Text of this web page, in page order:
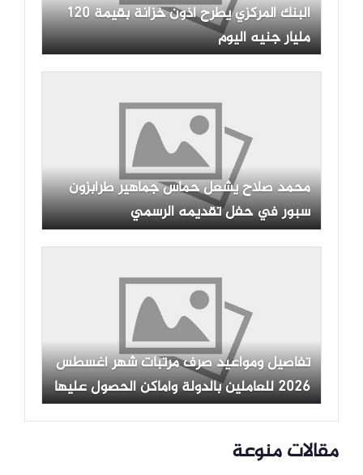
البنك المركزي يطرح أذون خزانة بقيمة 120
مليار جنيه اليوم
محمد صلاح يشعل حماس جماهير طرابزون
سبور في حفل تقديمه الرسمي
تفاصيل ومواعيد صرف مرتبات شهر أغسطس
2026 للعاملين بالدولة وأماكن الحصول عليها
مقالات منوعة